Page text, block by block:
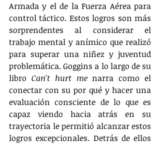
Armada y el de la Fuerza Aérea para
control táctico. Estos logros son más
sorprendentes al considerar el
trabajo mental y anímico que realizó
para superar una niñez y juventud
problemática. Goggins a lo largo de su
libro Can't hurt me narra como el
conectar con su por qué y hacer una
evaluación consciente de lo que es
capaz viendo hacia atrás en su
trayectoria le permitió alcanzar estos
logros excepcionales. Detrás de ellos